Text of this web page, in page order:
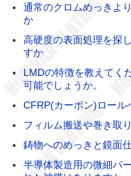
通常のクロムめっきよ
か
高硬度の表面処理を探
すか
LMDの特徴を教えてく
可能でしょうか。
CFRP(カーボン)ロール
フィルム搬送や巻き取
鋳物へのめっきと鏡面
半導体製造用の微細パ